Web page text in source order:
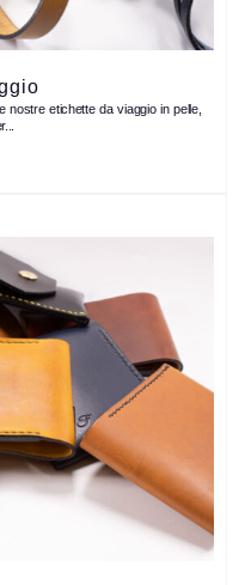
nostre etichette da viaggio in pelle,